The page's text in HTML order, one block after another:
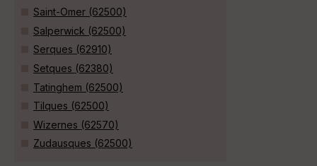
Saint-Omer (62500)
Salperwick (62500)
Serques (62910)
Setques (62380)
Tatinghem (62500)
Tilques (62500)
Wizernes (62570)
Zudausques (62500)